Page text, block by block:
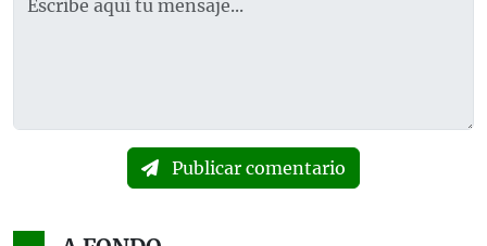
Publicar comentario